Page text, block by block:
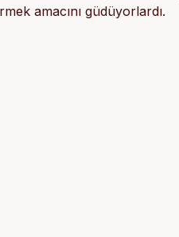
amacını güdüyorlardı.